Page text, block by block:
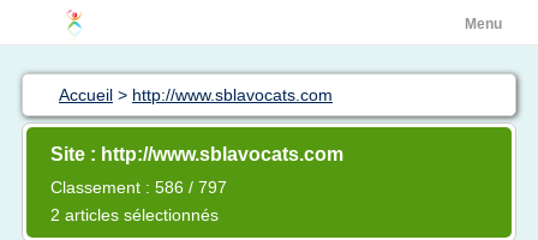
Menu
Accueil > http://www.sblavocats.com
Site : http://www.sblavocats.com
Classement : 586 / 797
2 articles sélectionnés